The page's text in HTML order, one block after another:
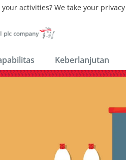
Keberlanjutan
activities? We take your